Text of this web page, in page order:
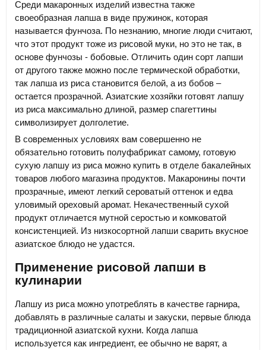
Среди макаронных изделий известна также
своеобразная лапша в виде пружинок, которая
называется фунчоза. По незнанию, многие люди считают,
что этот продукт тоже из рисовой муки, но это не так, в
основе фунчозы - бобовые. Отличить один сорт лапши
от другого также можно после термической обработки,
так лапша из риса становится белой, а из бобов –
остается прозрачной. Азиатские хозяйки готовят лапшу
из риса максимально длиной, размер спагеттины
символизирует долголетие.
В современных условиях вам совершенно не
обязательно готовить полуфабрикат самому, готовую
сухую лапшу из риса можно купить в отделе бакалейных
товаров любого магазина продуктов. Макаронины почти
прозрачные, имеют легкий сероватый оттенок и едва
уловимый ореховый аромат. Некачественный сухой
продукт отличается мутной серостью и комковатой
консистенцией. Из низкосортной лапши сварить вкусное
азиатское блюдо не удастся.
Применение рисовой лапши в
кулинарии
Лапшу из риса можно употреблять в качестве гарнира,
добавлять в различные салаты и закуски, первые блюда
традиционной азиатской кухни. Когда лапша
используется как ингредиент, ее обычно не варят, а